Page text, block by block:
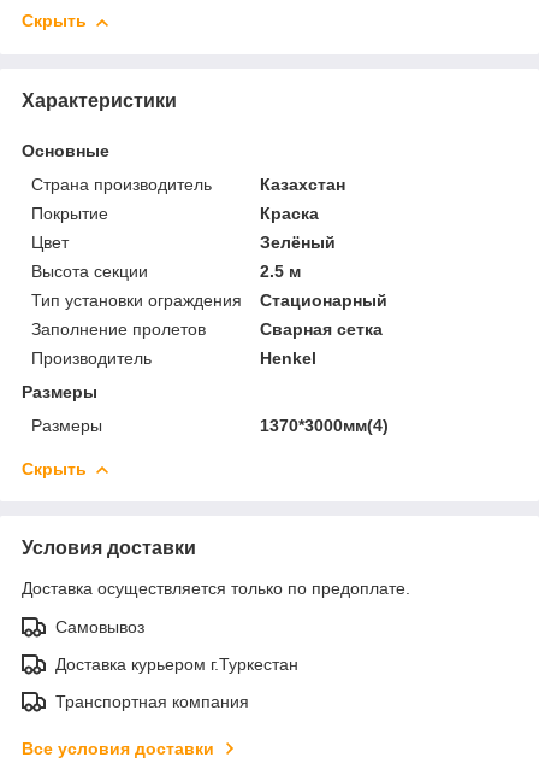
Скрыть
Характеристики
Основные
Страна производитель
Казахстан
Покрытие
Краска
Цвет
Зелёный
Высота секции
2.5 м
Тип установки ограждения
Стационарный
Заполнение пролетов
Сварная сетка
Производитель
Henkel
Размеры
Размеры
1370*3000мм(4)
Скрыть
Условия доставки
Доставка осуществляется только по предоплате.
Самовывоз
Доставка курьером г.Туркестан
Транспортная компания
Все условия доставки